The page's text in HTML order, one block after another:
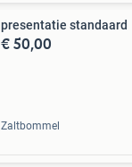
presentatie standaard
€ 50,00
Zaltbommel